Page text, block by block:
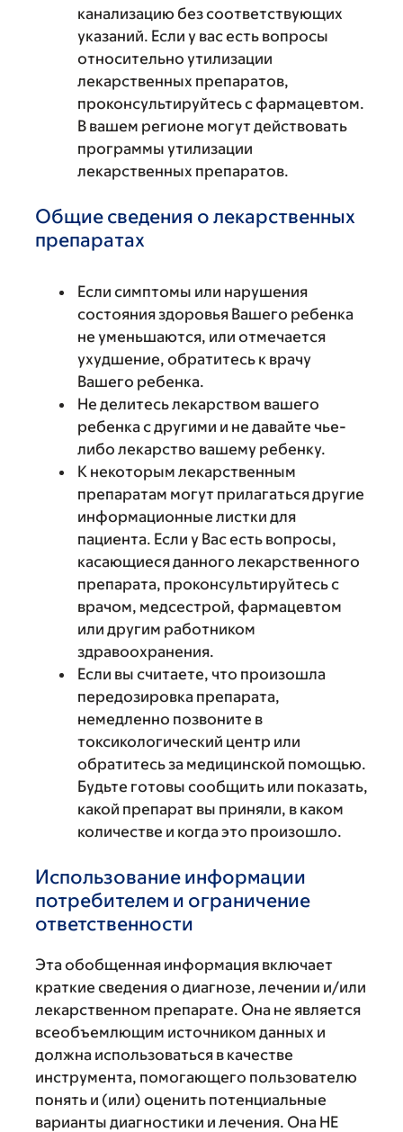
канализацию без соответствующих
указаний. Если у вас есть вопросы
относительно утилизации
лекарственных препаратов,
проконсультируйтесь с фармацевтом.
В вашем регионе могут действовать
программы утилизации
лекарственных препаратов.
Общие сведения о лекарственных
препаратах
Если симптомы или нарушения
состояния здоровья Вашего ребенка
не уменьшаются, или отмечается
ухудшение, обратитесь к врачу
Вашего ребенка.
Не делитесь лекарством вашего
ребенка с другими и не давайте чье-
либо лекарство вашему ребенку.
К некоторым лекарственным
препаратам могут прилагаться другие
информационные листки для
пациента. Если у Вас есть вопросы,
касающиеся данного лекарственного
препарата, проконсультируйтесь с
врачом, медсестрой, фармацевтом
или другим работником
здравоохранения.
Если вы считаете, что произошла
передозировка препарата,
немедленно позвоните в
токсикологический центр или
обратитесь за медицинской помощью.
Будьте готовы сообщить или показать,
какой препарат вы приняли, в каком
количестве и когда это произошло.
Использование информации
потребителем и ограничение
ответственности
Эта обобщенная информация включает
краткие сведения о диагнозе, лечении и/или
лекарственном препарате. Она не является
всеобъемлющим источником данных и
должна использоваться в качестве
инструмента, помогающего пользователю
понять и (или) оценить потенциальные
варианты диагностики и лечения. Она НЕ